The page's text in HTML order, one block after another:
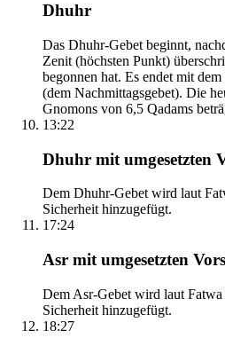
Dhuhr
Das Dhuhr-Gebet beginnt,
Zenit (höchsten Punkt)
begonnen hat. Es endet mit
(dem Nachmittagsgebet). Die
Gnomons von 6,5 Qadams
13:22
Dhuhr mit umgesetzten
Dem Dhuhr-Gebet wird laut
Sicherheit hinzugefügt.
17:24
Asr mit umgesetzten
Dem Asr-Gebet wird laut
Sicherheit hinzugefügt.
18:27